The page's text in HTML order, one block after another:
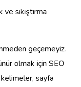
sıkıştırma
geçemeyiz.
olmak için SEO
kelimeler, sayfa